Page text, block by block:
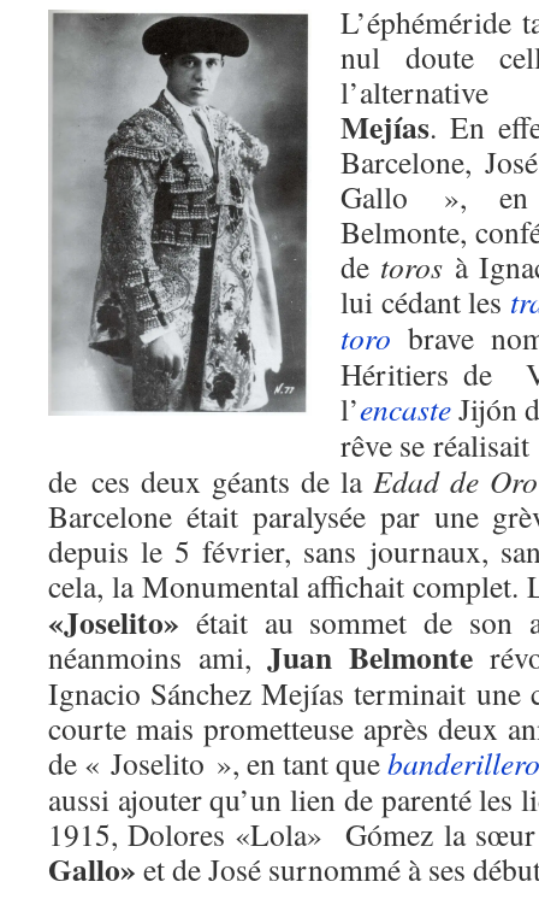
L’éphéméride
nul doute
l’alternative
Mejías. En
Barcelone,
Gallo », en
Belmonte,
de toros à
lui cédant les
toro brave
Héritiers de
l’encasteJijón
rêve se
de ces deux géants de la Edad de
Barcelone était paralysée par une
depuis le 5 février, sans journaux,
cela, la Monumental affichait complet.
«Joselito» était au sommet de son
néanmoins ami,Juan Belmonte
Ignacio Sánchez Mejías terminait une
courte mais prometteuse après deux
de « Joselito », en tant que
aussi ajouter qu’un lien de parenté les
1915, Dolores «Lola» Gómez la
Gallo» et de José surnommé à ses